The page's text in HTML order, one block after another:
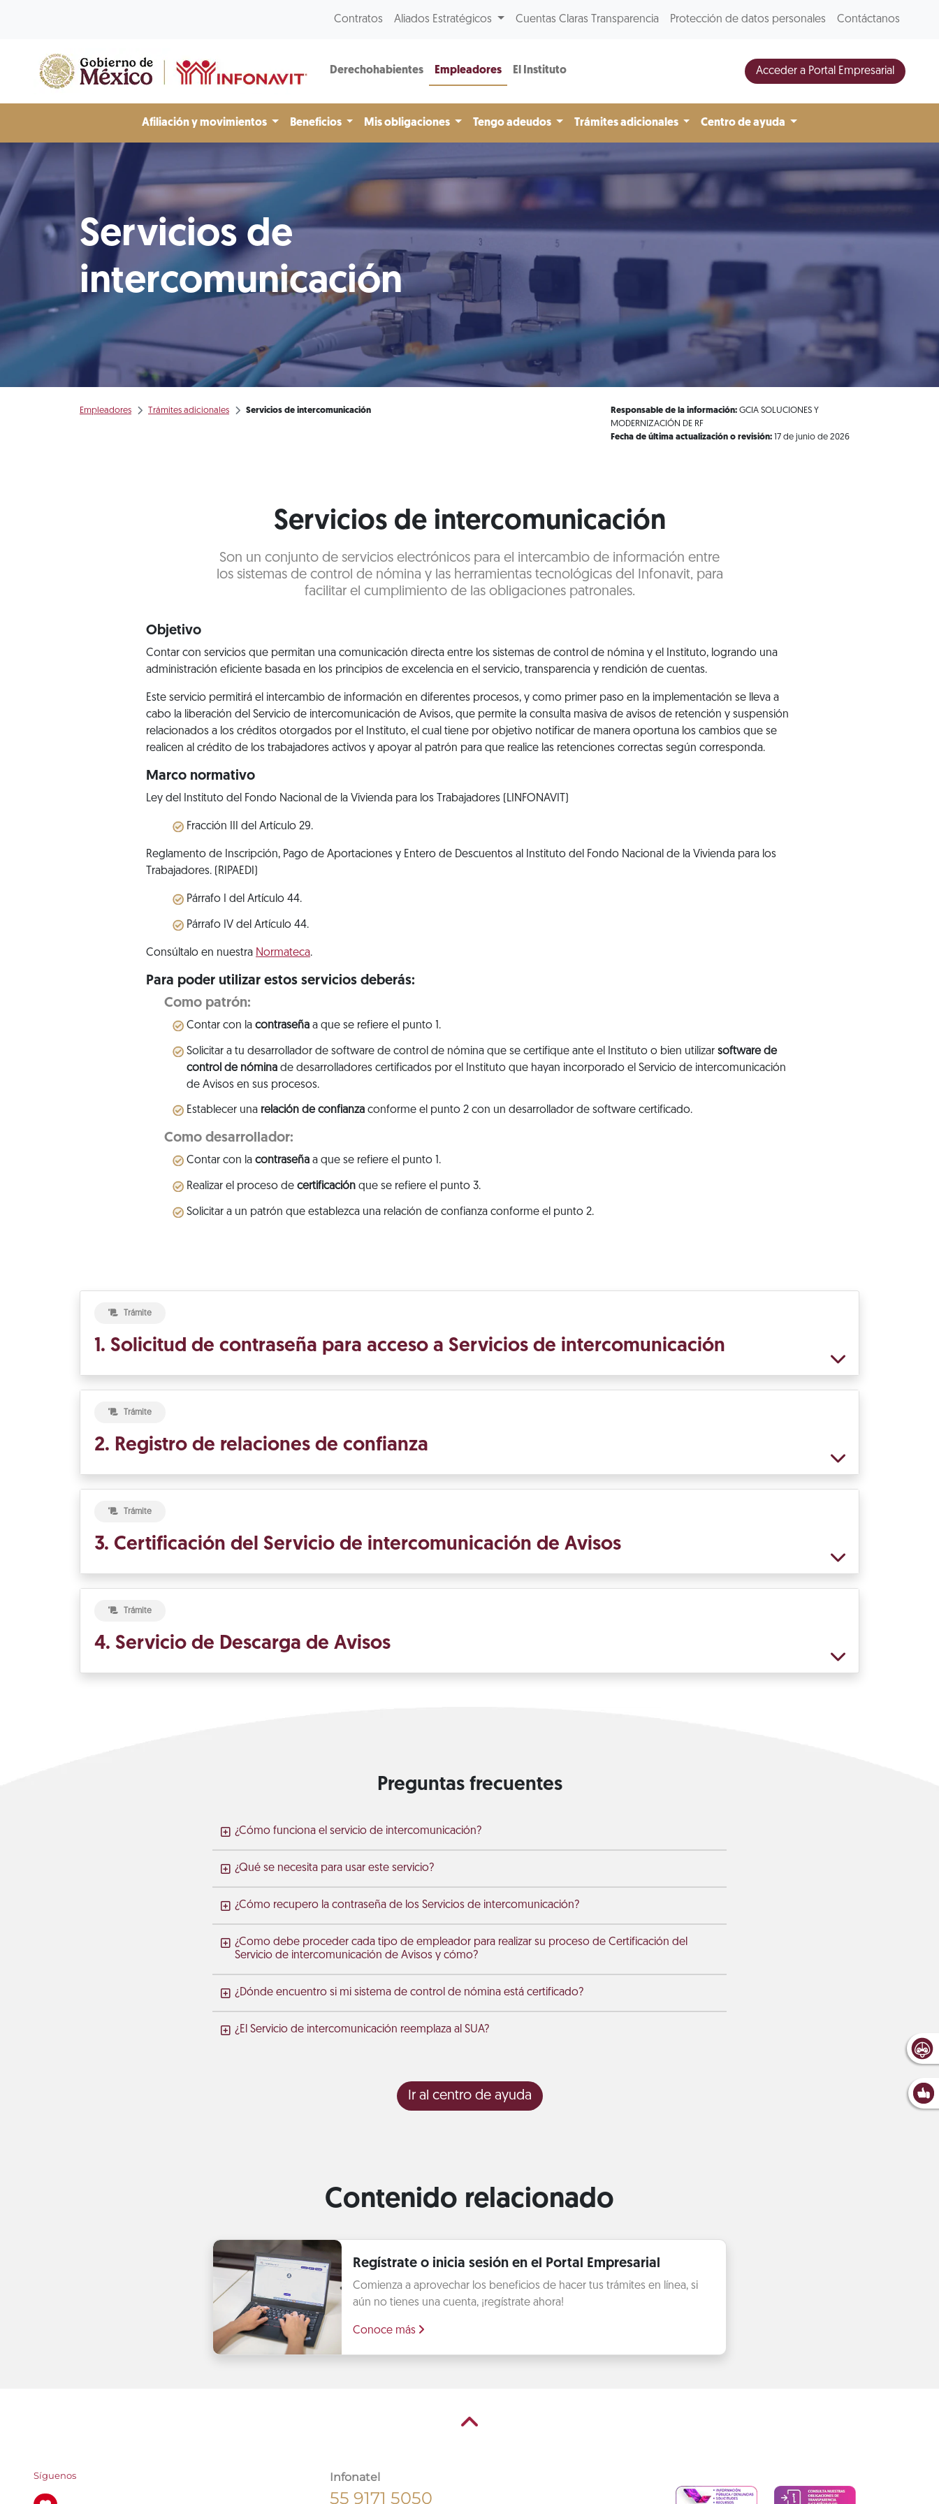
Contratos Aliados Estratégicos Cuentas Claras Transparencia Protección de datos personales Contáctanos
Derechohabientes Empleadores El Instituto Acceder a Portal Empresarial
Afiliación y movimientos Beneficios Mis obligaciones Tengo adeudos Trámites adicionales Centro de ayuda
Servicios de
intercomunicación
Empleadores Trámites adicionales Servicios de intercomunicación Responsable de la información: GCIA SOLUCIONES Y
MODERNIZACIÓN DE RF
Fecha de última actualización o revisión: 17 de junio de 2026
Servicios de intercomunicación
Son un conjunto de servicios electrónicos para el intercambio de información entre
los sistemas de control de nómina y las herramientas tecnológicas del Infonavit, para
facilitar el cumplimiento de las obligaciones patronales.
Objetivo
Contar con servicios que permitan una comunicación directa entre los sistemas de control de nómina y el Instituto, logrando una
administración eficiente basada en los principios de excelencia en el servicio, transparencia y rendición de cuentas.
Este servicio permitirá el intercambio de información en diferentes procesos, y como primer paso en la implementación se lleva a
cabo la liberación del Servicio de intercomunicación de Avisos, que permite la consulta masiva de avisos de retención y suspensión
relacionados a los créditos otorgados por el Instituto, el cual tiene por objetivo notificar de manera oportuna los cambios que se
realicen al crédito de los trabajadores activos y apoyar al patrón para que realice las retenciones correctas según corresponda.
Marco normativo
Ley del Instituto del Fondo Nacional de la Vivienda para los Trabajadores (LINFONAVIT)
Fracción III del Artículo 29.
Reglamento de Inscripción, Pago de Aportaciones y Entero de Descuentos al Instituto del Fondo Nacional de la Vivienda para los
Trabajadores. (RIPAEDI)
Párrafo I del Artículo 44.
Párrafo IV del Artículo 44.
Consúltalo en nuestra Normateca.
Para poder utilizar estos servicios deberás:
Como patrón:
Contar con la contraseña a que se refiere el punto 1.
Solicitar a tu desarrollador de software de control de nómina que se certifique ante el Instituto o bien utilizar software de
control de nómina de desarrolladores certificados por el Instituto que hayan incorporado el Servicio de intercomunicación
de Avisos en sus procesos.
Establecer una relación de confianza conforme el punto 2 con un desarrollador de software certificado.
Como desarrollador:
Contar con la contraseña a que se refiere el punto 1.
Realizar el proceso de certificación que se refiere el punto 3.
Solicitar a un patrón que establezca una relación de confianza conforme el punto 2.
Trámite
1. Solicitud de contraseña para acceso a Servicios de intercomunicación
Trámite
2. Registro de relaciones de confianza
Trámite
3. Certificación del Servicio de intercomunicación de Avisos
Trámite
4. Servicio de Descarga de Avisos
Preguntas frecuentes
¿Cómo funciona el servicio de intercomunicación?
¿Qué se necesita para usar este servicio?
¿Cómo recupero la contraseña de los Servicios de intercomunicación?
¿Como debe proceder cada tipo de empleador para realizar su proceso de Certificación del
Servicio de intercomunicación de Avisos y cómo?
¿Dónde encuentro si mi sistema de control de nómina está certificado?
¿El Servicio de intercomunicación reemplaza al SUA?
Ir al centro de ayuda
Contenido relacionado
Regístrate o inicia sesión en el Portal Empresarial
Comienza a aprovechar los beneficios de hacer tus trámites en línea, si
aún no tienes una cuenta, ¡regístrate ahora!
Conoce más
Síguenos Infonatel
55 9171 5050